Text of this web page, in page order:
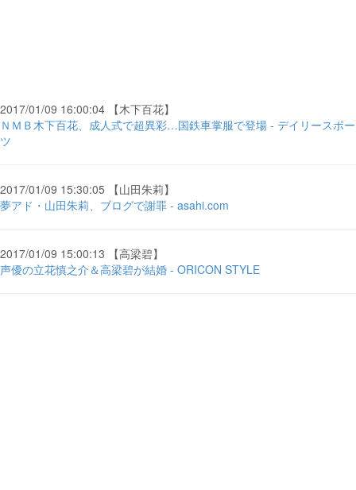
2017/01/09 16:00:04 【木下百花】
ＮＭＢ木下百花、成人式で超異彩…国鉄車掌服で登場 - デイリースポー
ツ
2017/01/09 15:30:05 【山田朱莉】
夢アド・山田朱莉、ブログで謝罪 - asahi.com
2017/01/09 15:00:13 【高梁碧】
声優の立花慎之介＆高梁碧が結婚 - ORICON STYLE